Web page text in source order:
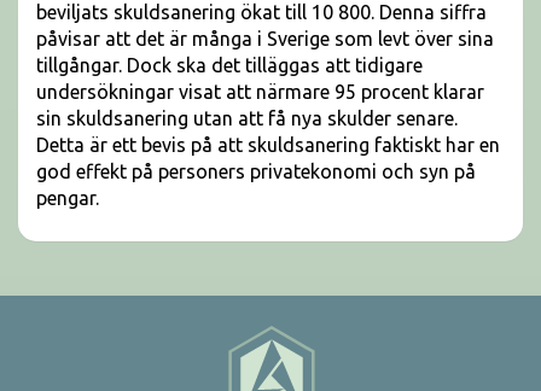
beviljats skuldsanering ökat till 10 800. Denna siffra
påvisar att det är många i Sverige som levt över sina
tillgångar. Dock ska det tilläggas att tidigare
undersökningar visat att närmare 95 procent klarar
sin skuldsanering utan att få nya skulder senare.
Detta är ett bevis på att skuldsanering faktiskt har en
god effekt på personers privatekonomi och syn på
pengar.